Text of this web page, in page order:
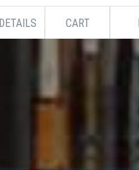
DETAILS CART